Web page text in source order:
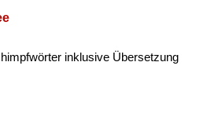
inklusive Übersetzung